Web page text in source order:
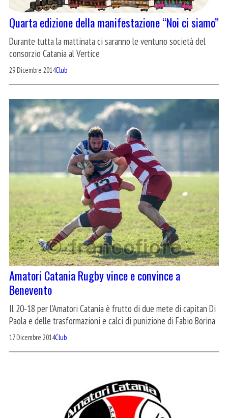
Quarta edizione della manifestazione “Noi ci siamo”
Durante tutta la mattinata ci saranno le ventuno società del
consorzio Catania al Vertice
29 Dicembre 2014Club
Amatori Catania Rugby vince e convince a
Benevento
Il 20-18 per l’Amatori Catania è frutto di due mete di capitan Di
Paola e delle trasformazioni e calci di punizione di Fabio Borina
17 Dicembre 2014Club